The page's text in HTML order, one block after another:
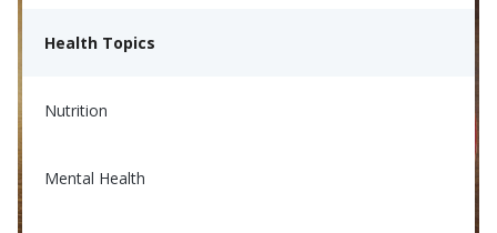
Health Topics
Nutrition
Mental Health